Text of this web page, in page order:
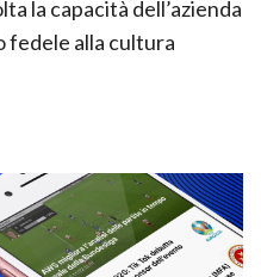
la capacità dell’azienda
fedele alla cultura